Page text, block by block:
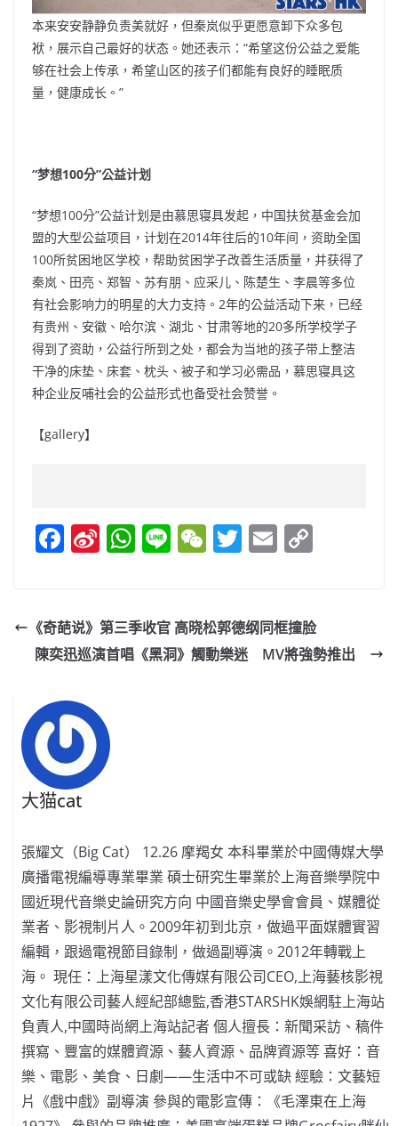
本来安安静静负责美就好，但秦岚似乎更愿意卸下众多包
袱，展示自己最好的状态。她还表示：“希望这份公益之爱能
够在社会上传承，希望山区的孩子们都能有良好的睡眠质
量，健康成长。”
“梦想100分”公益计划
“梦想100分”公益计划是由慕思寝具发起，中国扶贫基金会加
盟的大型公益项目，计划在2014年往后的10年间，资助全国
100所贫困地区学校，帮助贫困学子改善生活质量，并获得了
秦岚、田亮、郑智、苏有朋、应采儿、陈楚生、李晨等多位
有社会影响力的明星的大力支持。2年的公益活动下来，已经
有贵州、安徽、哈尔滨、湖北、甘肃等地的20多所学校学子
得到了资助，公益行所到之处，都会为当地的孩子带上整洁
干净的床垫、床套、枕头、被子和学习必需品，慕思寝具这
种企业反哺社会的公益形式也备受社会赞誉。
【gallery】
F
e
b
o
k
Si
W
ei
o
W
s
A
Li W
h
at
T
er
E
l y
Li
《奇葩说》第三季收官 高晓松郭德纲同框撞脸
陳奕迅巡演首唱《黑洞》觸動樂迷 MV將強勢推出
大猫cat
張耀文（Big Cat） 12.26 摩羯女 本科畢業於中國傳媒大學
廣播電視編導專業畢業 碩士研究生畢業於上海音樂學院中
國近現代音樂史論研究方向 中國音樂史學會會員、媒體從
業者、影視制片人。2009年初到北京，做過平面媒體實習
編輯，跟過電視節目錄制，做過副導演。2012年轉戰上
海。 現任：上海星漾文化傳媒有限公司CEO,上海藝核影視
文化有限公司藝人經紀部總監,香港STARSHK娛網駐上海站
負責人,中國時尚網上海站記者 個人擅長：新聞采訪、稿件
撰寫、豐富的媒體資源、藝人資源、品牌資源等 喜好：音
樂、電影、美食、日劇——生活中不可或缺 經驗：文藝短
片《戲中戲》副導演 參與的電影宣傳：《毛澤東在上海